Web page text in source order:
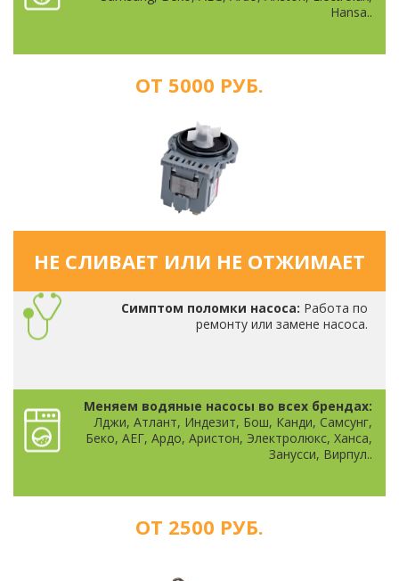
Hansa..
ОТ 5000 РУБ.
НЕ СЛИВАЕТ ИЛИ НЕ ОТЖИМАЕТ
Симптом поломки насоса: Работа по
ремонту или замене насоса.
Меняем водяные насосы во всех брендах:
Лджи, Атлант, Индезит, Бош, Канди, Самсунг,
Беко, АЕГ, Ардо, Аристон, Электролюкс, Ханса,
Занусси, Вирпул..
ОТ 2500 РУБ.